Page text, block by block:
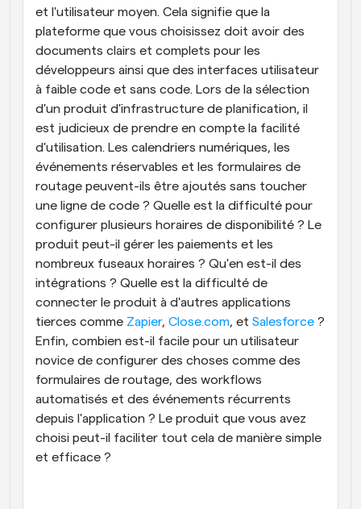
et l'utilisateur moyen. Cela signifie que la
plateforme que vous choisissez doit avoir des
documents clairs et complets pour les
développeurs ainsi que des interfaces utilisateur
à faible code et sans code. Lors de la sélection
d'un produit d'infrastructure de planification, il
est judicieux de prendre en compte la facilité
d'utilisation. Les calendriers numériques, les
événements réservables et les formulaires de
routage peuvent-ils être ajoutés sans toucher
une ligne de code ? Quelle est la difficulté pour
configurer plusieurs horaires de disponibilité ? Le
produit peut-il gérer les paiements et les
nombreux fuseaux horaires ? Qu'en est-il des
intégrations ? Quelle est la difficulté de
connecter le produit à d'autres applications
tierces comme Zapier, Close.com, et Salesforce ?
Enfin, combien est-il facile pour un utilisateur
novice de configurer des choses comme des
formulaires de routage, des workflows
automatisés et des événements récurrents
depuis l'application ? Le produit que vous avez
choisi peut-il faciliter tout cela de manière simple
et efficace ?